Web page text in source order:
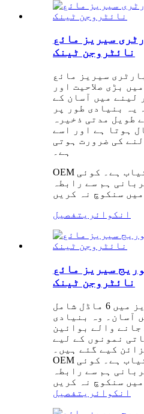
سیریز مائع
نائٹروجن ٹینک
سیریز مائع
بڑی صلاحیت اور
لینے میں آسان کے
یہ بنیادی طور پر
طویل مدتی ذخیرہ
ہوتا ہے اور اسے
کی ضرورت ہوتی
ہے۔
OEM سروس دستیاب ہے۔ کوئی
ہم سے رابطہ
انکوائری تفصیل
سیریز مائع
نائٹروجن ٹینک
پورٹ ایبل سیریز میں 6 ماڈل شامل
آسان۔ وہ بنیادی
والے بوائین
نمونوں کے لیے
کیے گئے ہیں۔
OEM سروس دستیاب ہے۔ کوئی
ہم سے رابطہ
انکوائری تفصیل